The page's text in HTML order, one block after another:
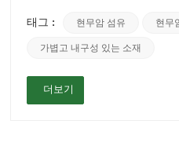
요를 충족할 수 없습니다. 재
전 세계적인 주목을 받고 있
재 운송, 산업 구성 요소, 에
용되고 있습니다. 이 글에서
태그 : 현무암 섬유 현무
가볍고 내구성 있는 소재
더보기